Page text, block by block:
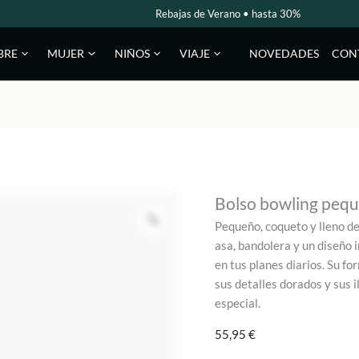
Rebajas de Verano • hasta 30%
MUJER NIÑOS VIAJE NOVEDADES
Bolso bowling
Pequeño, coqueto y lleno
asa, bandolera y un
en tus planes diarios. Su
sus detalles dorados y sus
especial.
55,95€